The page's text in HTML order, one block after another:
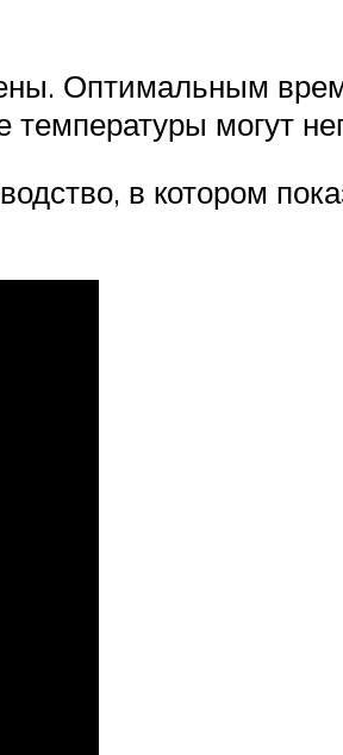
Оптимальным
могут
в котором